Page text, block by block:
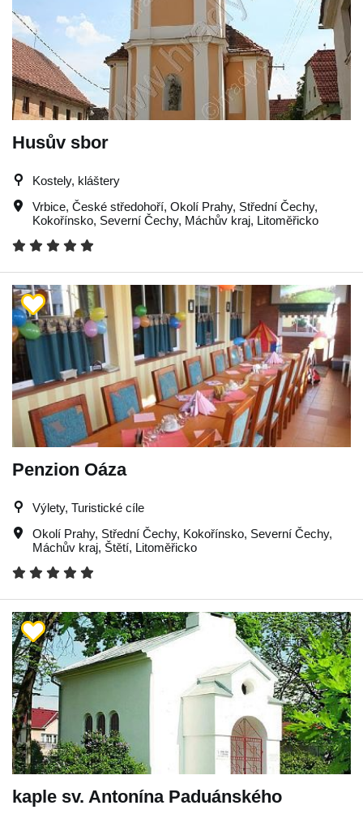
Husův sbor
Kostely, kláštery
Vrbice, České středohoří, Okolí Prahy, Střední Čechy,
Kokořínsko, Severní Čechy, Máchův kraj, Litoměřicko
Penzion Oáza
Výlety, Turistické cíle
Okolí Prahy, Střední Čechy, Kokořínsko, Severní Čechy,
Máchův kraj, Štětí, Litoměřicko
kaple sv. Antonína Paduánského